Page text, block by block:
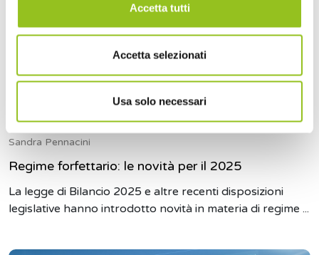
Accetta tutti
Accetta selezionati
Usa solo necessari
Sandra Pennacini
Regime forfettario: le novità per il 2025
La legge di Bilancio 2025 e altre recenti disposizioni
legislative hanno introdotto novità in materia di regime ...